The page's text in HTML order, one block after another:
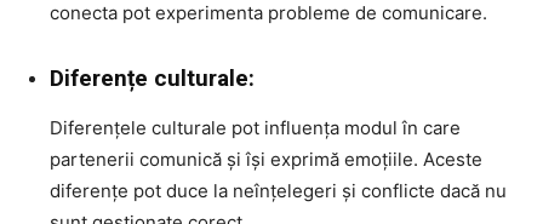
conecta pot experimenta probleme de comunicare.
Diferențe culturale:
Diferențele culturale pot influența modul în care
partenerii comunică și își exprimă emoțiile. Aceste
diferențe pot duce la neînțelegeri și conflicte dacă nu